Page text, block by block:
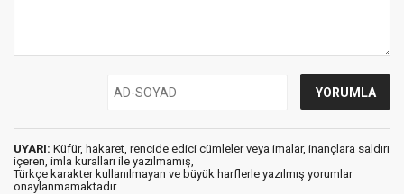
UYARI: Küfür, hakaret, rencide edici cümleler veya imalar, inançlara saldırı
içeren, imla kuralları ile yazılmamış,
Türkçe karakter kullanılmayan ve büyük harflerle yazılmış yorumlar
onaylanmamaktadır.